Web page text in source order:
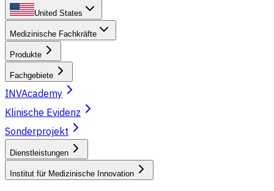
United States
Medizinische Fachkräfte
Produkte
Fachgebiete
INVAcademy
Klinische Evidenz
Sonderprojekt
Dienstleistungen
Institut für Medizinische Innovation